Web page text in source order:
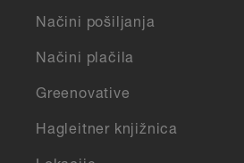
Načini pošiljanja
Načini plačila
Greenovative
Hagleitner knjižnica